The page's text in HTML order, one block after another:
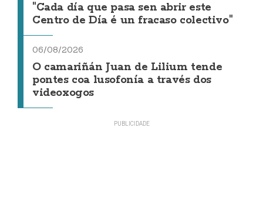
"Cada día que pasa sen abrir este
Centro de Día é un fracaso colectivo"
06/08/2026
O camariñán Juan de Lilium tende
pontes coa lusofonía a través dos
videoxogos